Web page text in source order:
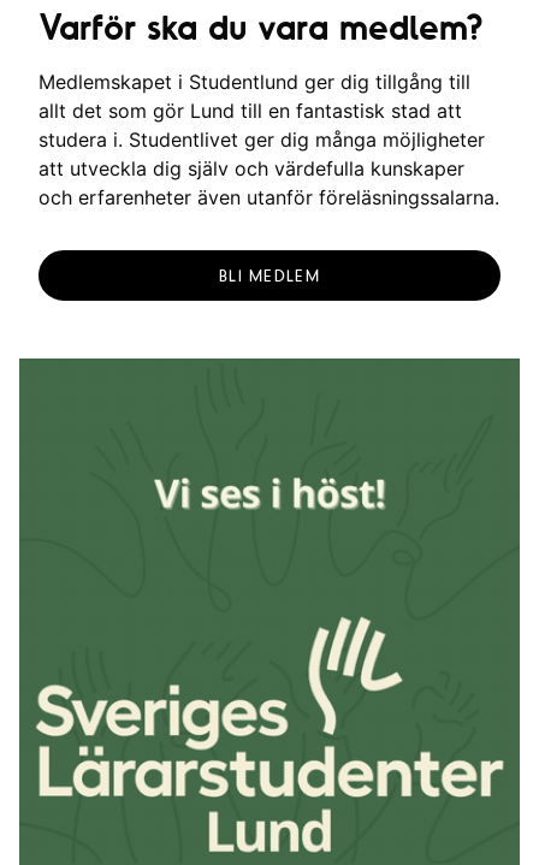
Varför ska du vara medlem?
Medlemskapet i Studentlund ger dig tillgång till
allt det som gör Lund till en fantastisk stad att
studera i. Studentlivet ger dig många möjligheter
att utveckla dig själv och värdefulla kunskaper
och erfarenheter även utanför föreläsningssalarna.
BLI MEDLEM